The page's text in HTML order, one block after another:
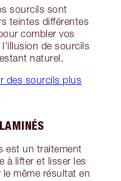
sourcils sont
teintes différentes
combler vos
l'illusion de sourcils
naturel.
des sourcils plus
est un traitement
à lifter et lisser les
même résultat en